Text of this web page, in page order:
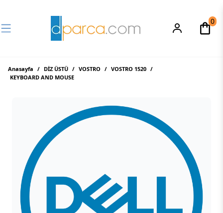
0
Anasayfa / DİZ ÜSTÜ / VOSTRO / VOSTRO 1520 /
KEYBOARD AND MOUSE